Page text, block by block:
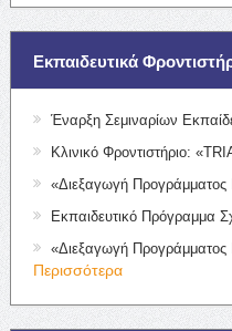
Εκπαιδευτικά
Έναρξη Σεμιναρίων
Κλινικό Φροντιστήριο:
«Διεξαγωγή Προγράμματος
Εκπαιδευτικό Πρόγραμμα
«Διεξαγωγή Προγράμματος
Περισσότερα